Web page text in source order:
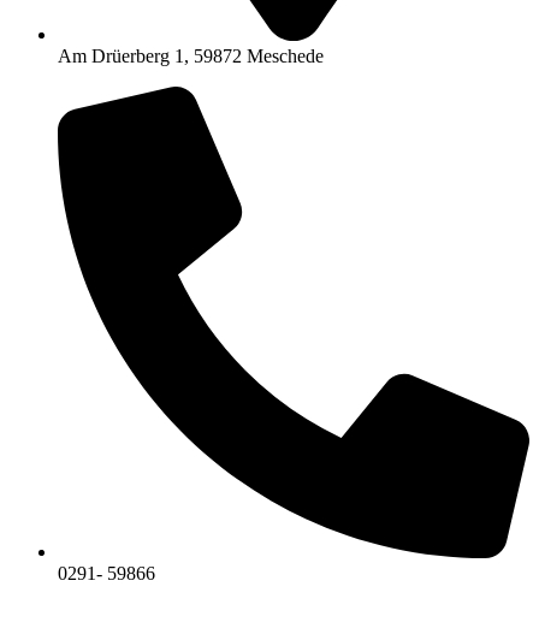
Am Drüerberg 1, 59872 Meschede
0291- 59866